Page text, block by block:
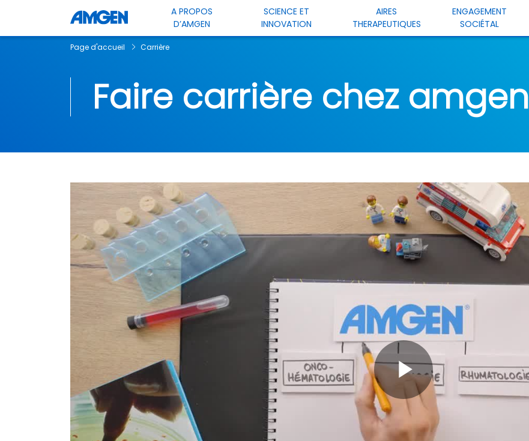
A PROPOS
D’AMGEN
SCIENCE ET
INNOVATION
AIRES
THERAPEUTIQUES
ENGAGEMENT
SOCIÉTAL
Page d'accueil Carrière
Faire carrière chez amgen
Play